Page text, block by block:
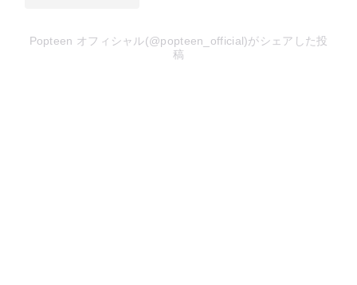
Popteen オフィシャル(@popteen_official)がシェアした投
稿